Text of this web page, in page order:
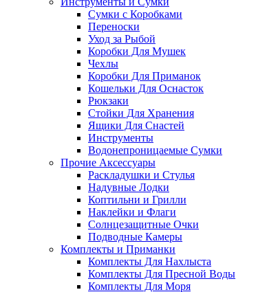
Сумки с Коробками
Переноски
Уход за Рыбой
Коробки Для Мушек
Чехлы
Коробки Для Приманок
Кошельки Для Оснасток
Рюкзаки
Стойки Для Хранения
Ящики Для Снастей
Инструменты
Водонепроницаемые Сумки
Прочие Аксессуары
Раскладушки и Стулья
Надувные Лодки
Коптильни и Грилли
Наклейки и Флаги
Солнцезащитные Очки
Подводные Камеры
Комплекты и Приманки
Комплекты Для Нахлыста
Комплекты Для Пресной Воды
Комплекты Для Моря